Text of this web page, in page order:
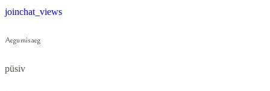
joinchat_views
Aegumisaeg
püsiv